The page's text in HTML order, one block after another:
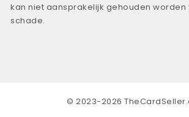
kan niet aansprakelijk gehouden worden
schade.
© 2023-2026